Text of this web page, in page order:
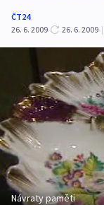
ČT24
26. 6. 2009
26. 6. 2009 |
Návraty paměti